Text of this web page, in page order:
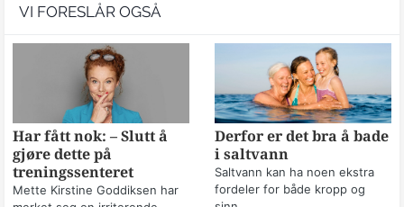
VI FORESLÅR OGSÅ
Har fått nok: – Slutt å
gjøre dette på
treningssenteret
Mette Kirstine Goddiksen har
Derfor er det bra å bade
i saltvann
Saltvann kan ha noen ekstra
fordeler for både kropp og